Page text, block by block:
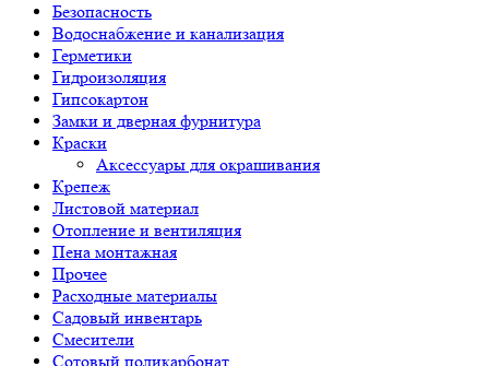
Безопасность
Водоснабжение и канализация
Герметики
Гидроизоляция
Гипсокартон
Замки и дверная фурнитура
Краски
Аксессуары для окрашивания
Крепеж
Листовой материал
Отопление и вентиляция
Пена монтажная
Прочее
Расходные материалы
Садовый инвентарь
Смесители
Сотовый поликарбонат